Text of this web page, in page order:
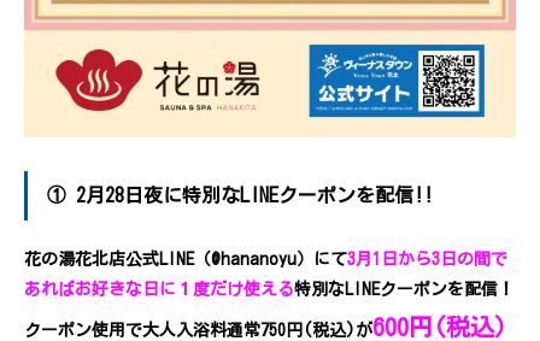
① 2月28日夜に特別なLINEクーポンを配信!!
花の湯花北店公式LINE（@hananoyu）にて3月1日から3日の間で
あればお好きな日に１度だけ使える特別なLINEクーポンを配信！
クーポン使用で大人入浴料通常750円(税込)が600円(税込)